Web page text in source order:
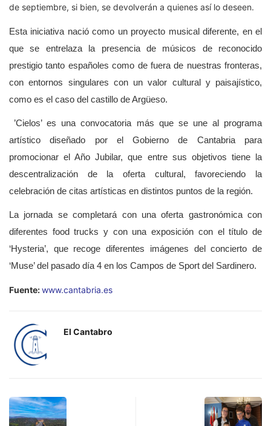
de septiembre, si bien, se devolverán a quienes así lo deseen.
Esta iniciativa nació como un proyecto musical diferente, en el
que se entrelaza la presencia de músicos de reconocido
prestigio tanto españoles como de fuera de nuestras fronteras,
con entornos singulares con un valor cultural y paisajístico,
como es el caso del castillo de Argüeso.
’Cielos’ es una convocatoria más que se une al programa
artístico diseñado por el Gobierno de Cantabria para
promocionar el Año Jubilar, que entre sus objetivos tiene la
descentralización de la oferta cultural, favoreciendo la
celebración de citas artísticas en distintos puntos de la región.
La jornada se completará con una oferta gastronómica con
diferentes food trucks y con una exposición con el título de
‘Hysteria’, que recoge diferentes imágenes del concierto de
‘Muse’ del pasado día 4 en los Campos de Sport del Sardinero.
Fuente:www.cantabria.es
El Cantabro